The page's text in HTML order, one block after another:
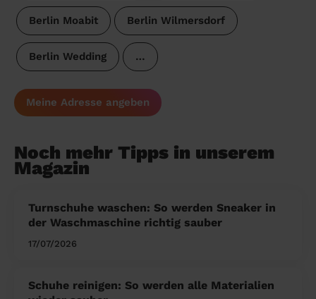
Berlin Moabit Berlin Wilmersdorf
Berlin Wedding …
Meine Adresse angeben
Noch mehr Tipps in unserem
Magazin
Turnschuhe waschen: So werden Sneaker in
der Waschmaschine richtig sauber
17/07/2026
Schuhe reinigen: So werden alle Materialien